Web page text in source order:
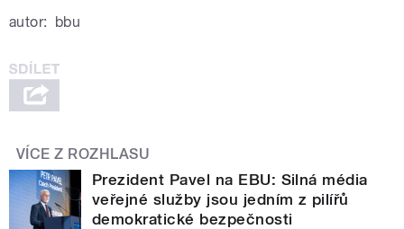
autor: bbu
VÍCE Z ROZHLASU
Prezident Pavel na EBU: Silná média
veřejné služby jsou jedním z pilířů
demokratické bezpečnosti